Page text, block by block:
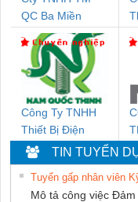
QC Ba Miền
Công Ty TNHH
Thiết Bị Điện
Nam Quốc Thịnh
TIN TUYỂN
Tuyển gấp nhân viên
Mô tả công việc